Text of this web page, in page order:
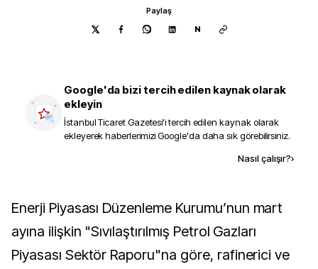
Paylaş
N
Google'da bizi tercih edilen kaynak olarak
ekleyin
İstanbul Ticaret Gazetesi'i tercih edilen kaynak olarak
ekleyerek haberlerimizi Google'da daha sık görebilirsiniz.
Nasıl çalışır?›
Enerji Piyasası Düzenleme Kurumu’nun mart
ayına ilişkin "Sıvılaştırılmış Petrol Gazları
Piyasası Sektör Raporu"na göre, rafinerici ve